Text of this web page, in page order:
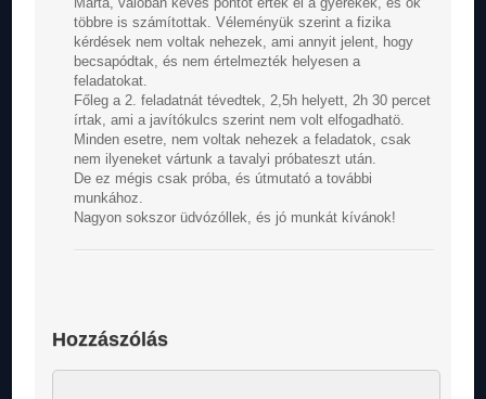
többre is számítottak. Véleményük szerint a fizika
kérdések nem voltak nehezek, ami annyit jelent, hogy
becsapódtak, és nem értelmezték helyesen a
feladatokat.
Főleg a 2. feladatnát tévedtek, 2,5h helyett, 2h 30 percet
írtak, ami a javítókulcs szerint nem volt elfogadhatö.
Minden esetre, nem voltak nehezek a feladatok, csak
nem ilyeneket vártunk a tavalyi próbateszt után.
De ez mégis csak próba, és útmutató a további
munkához.
Nagyon sokszor üdvózóllek, és jó munkát kívánok!
Hozzászólás